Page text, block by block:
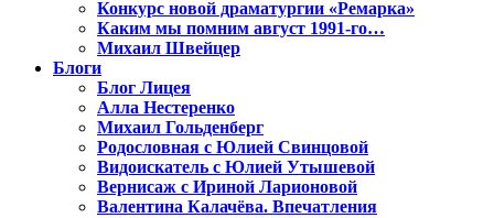
Конкурс новой драматургии «Ремарка»
Каким мы помним август 1991-го…
Михаил Швейцер
Блоги
Блог Лицея
Алла Нестеренко
Михаил Гольденберг
Родословная с Юлией Свинцовой
Видоискатель с Юлией Утышевой
Вернисаж с Ириной Ларионовой
Валентина Калачёва. Впечатления